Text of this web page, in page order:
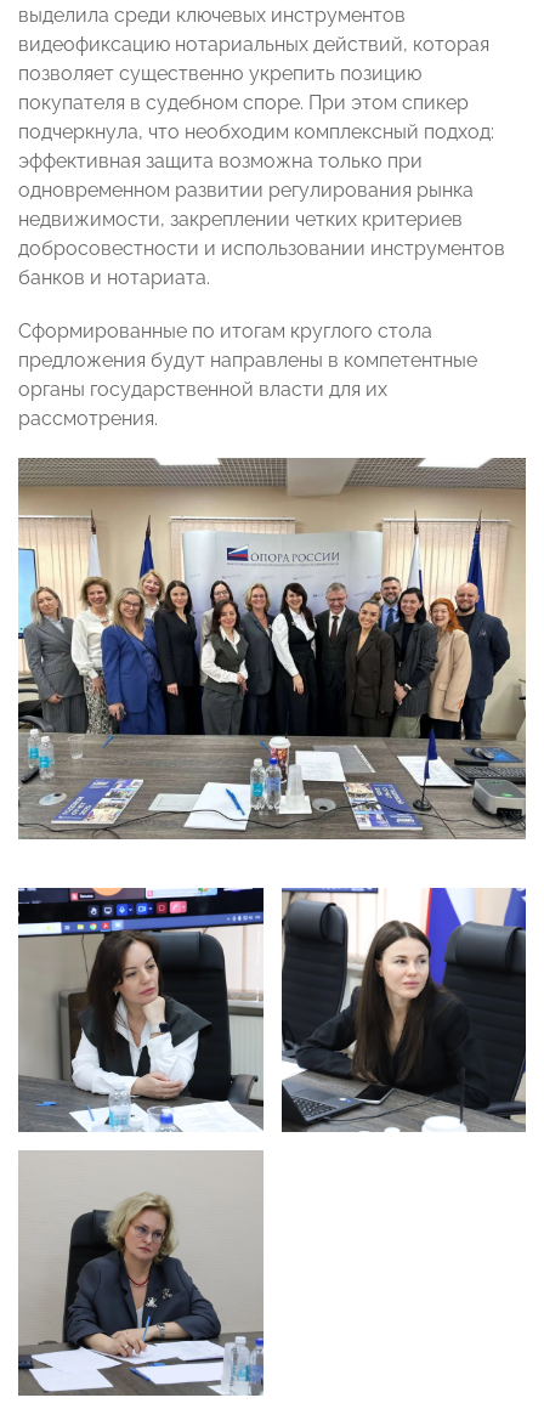
выделила среди ключевых инструментов
видеофиксацию нотариальных действий, которая
позволяет существенно укрепить позицию
покупателя в судебном споре. При этом спикер
подчеркнула, что необходим комплексный подход:
эффективная защита возможна только при
одновременном развитии регулирования рынка
недвижимости, закреплении четких критериев
добросовестности и использовании инструментов
банков и нотариата.
Сформированные по итогам круглого стола
предложения будут направлены в компетентные
органы государственной власти для их
рассмотрения.